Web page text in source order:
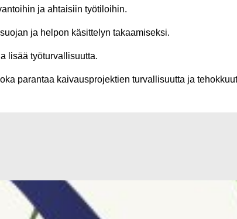
ja ahtaisiin työtiloihin.
ja helpon käsittelyn takaamiseksi.
lisää työturvallisuutta.
parantaa kaivausprojektien turvallisuutta ja